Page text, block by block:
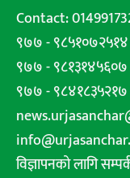
Contact:
९७७ - ९८५१०७२५१४
९७७ - ९८१३१४५६०७
९७७ - ९८४१८३५२१७
विज्ञापनको लागि